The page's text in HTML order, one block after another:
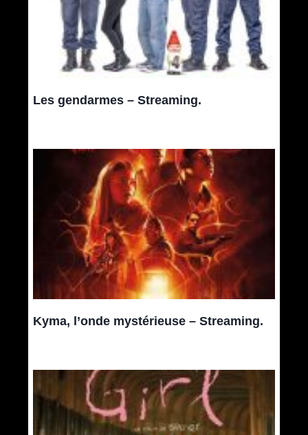
Les gendarmes – Streaming.
Kyma, l’onde mystérieuse – Streaming.